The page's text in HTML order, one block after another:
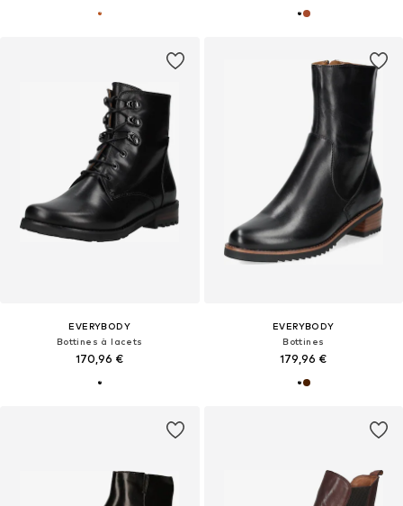
EVERYBODY
Bottines à lacets
170,96 €
EVERYBODY
Bottines
179,96 €